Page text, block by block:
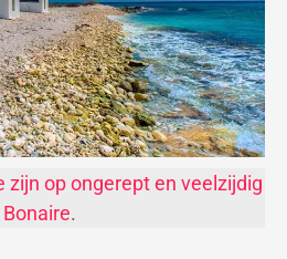
zijn op ongerept en veelzijdig
Bonaire.